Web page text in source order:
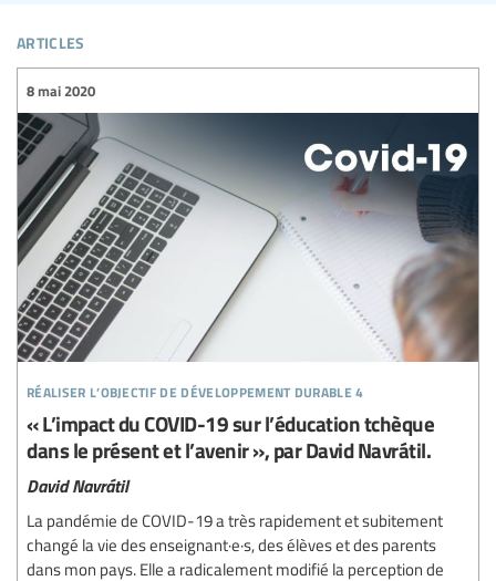
articles
réaliser l’objectif de développement durable 4
8 mai 2020
« L’impact du COVID-19 sur l’éducation tchèque
dans le présent et l’avenir », par David Navrátil.
David Navrátil
La pandémie de COVID-19 a très rapidement et subitement
changé la vie des enseignant·e·s, des élèves et des parents
dans mon pays. Elle a radicalement modifié la perception de